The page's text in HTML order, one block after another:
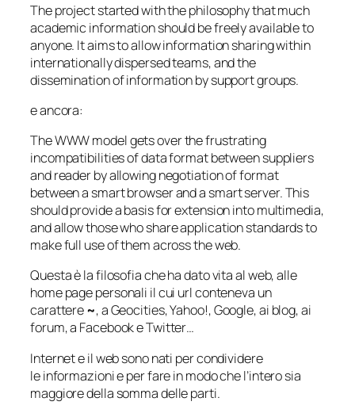
The project started with the philosophy that much
academic information should be freely available to
anyone. It aims to allow information sharing within
internationally dispersed teams, and the
dissemination of information by support groups.
e ancora:
The WWW model gets over the frustrating
incompatibilities of data format between suppliers
and reader by allowing negotiation of format
between a smart browser and a smart server. This
should provide a basis for extension into multimedia,
and allow those who share application standards to
make full use of them across the web.
Questa è la filosofia che ha dato vita al web, alle
home page personali il cui url conteneva un
carattere~, a Geocities, Yahoo!, Google, ai blog, ai
forum, a Facebook e Twitter…
Internet e il web sono nati per condividere
le informazioni e per fare in modo che l’intero sia
maggiore della somma delle parti.